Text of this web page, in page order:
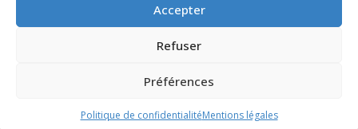
Accepter
Refuser
Préférences
Politique de confidentialitéMentions légales
©Gironde Avenir- Tous droits réservés
Mentions légales